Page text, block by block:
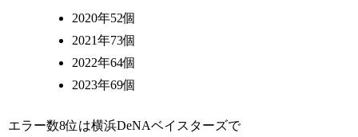
2020年52個
2021年73個
2022年64個
2023年69個
エラー数8位は横浜DeNAベイスターズで